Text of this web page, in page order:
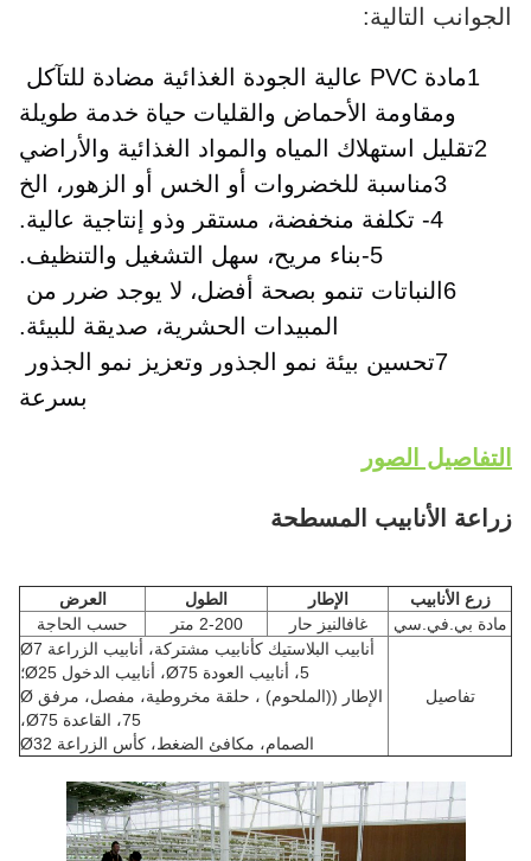
الجوانب التالية:
ومقاومة الأحماض والقليات حياة خدمة طويلة
2تقليل استهلاك المياه والمواد الغذائية والأراضي
3مناسبة للخضروات أو الخس أو الزهور، الخ
4- تكلفة منخفضة، مستقر وذو إنتاجية عالية.
5-بناء مريح، سهل التشغيل والتنظيف.
المبيدات الحشرية، صديقة للبيئة.
بسرعة
التفاصيل الصور
زراعة الأنابيب المسطحة
زرع الأنابيب الإطار الطول
العرض
مادة بي.في.سي
غافالنيز حار 2-200 متر حسب الحاجة
تفاصيل
أنابيب البلاستيك كأنابيب مشتركة، أنابيب الزراعة Ø7
5، أنابيب العودة Ø75، أنابيب الدخول Ø25؛
الإطار ((الملحوم) ، حلقة مخروطية، مفصل، مرفق Ø
75، القاعدة Ø75،
الصمام، مكافئ الضغط، كأس الزراعة Ø32